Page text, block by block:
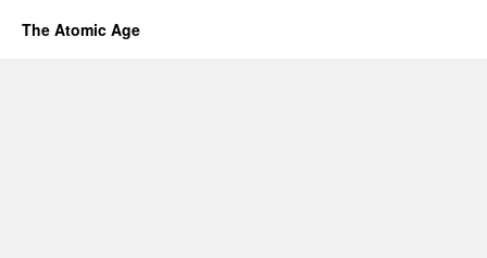
The Atomic Age